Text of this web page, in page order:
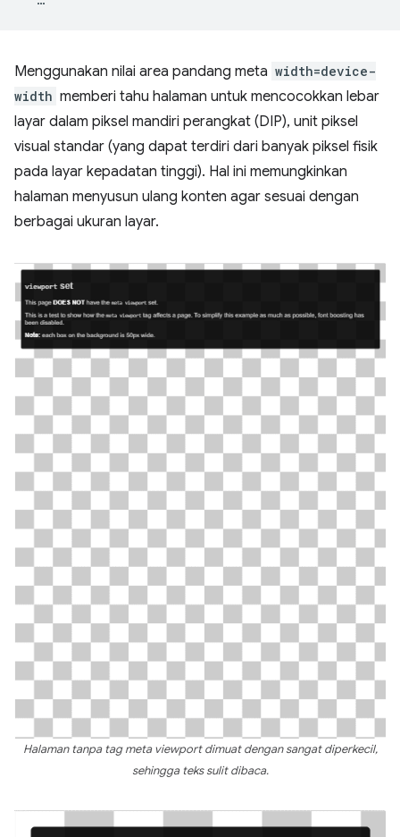
Menggunakan nilai area pandang meta width=device-
width memberi tahu halaman untuk mencocokkan lebar
layar dalam piksel mandiri perangkat (DIP), unit piksel
visual standar (yang dapat terdiri dari banyak piksel fisik
pada layar kepadatan tinggi). Hal ini memungkinkan
halaman menyusun ulang konten agar sesuai dengan
berbagai ukuran layar.
Halaman tanpa tag meta viewport dimuat dengan sangat diperkecil,
sehingga teks sulit dibaca.